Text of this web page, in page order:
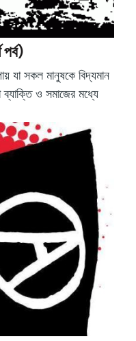
যা সকল মানুষকে বিদ্যমান
ও সমাজের মধ্যে